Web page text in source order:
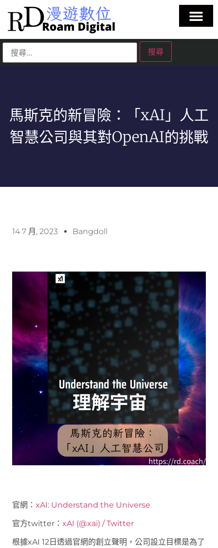
馬斯克的新冒險：「xAI」人工
智慧公司與其對OpenAI的挑戰
14 7 月, 2023 Bangdoll
官網： xAI: Understand the Universe
官方twitter： xAI (@xai) / Twitter
根據xAI 12日透過官網的創立聲明，公司設立目標是為了